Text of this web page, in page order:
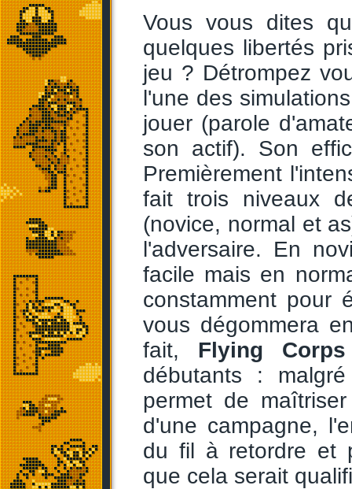
Vous vous dites
quelques libertés
jeu ? Détrompez
l'une des
jouer (parole
son actif). Son
Premièrement
fait trois niveaux
(novice, normal et
l'adversaire. En
facile mais en
constamment pour
vous dégommera
fait, Flying Corps
débutants :
permet de
d'une campagne,
du fil à retordre et
que cela serait